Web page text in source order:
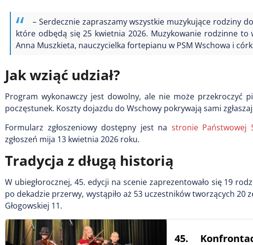
– Serdecznie zapraszamy wszystkie muzykujące rodziny
które odbędą się 25 kwietnia 2026. Muzykowanie rodzinne
Anna Muszkieta, nauczycielka fortepianu w PSM Wschowa i
Jak wziąć udział?
Program wykonawczy jest dowolny, ale nie może przekroczyć
poczęstunek. Koszty dojazdu do Wschowy pokrywają sami
Formularz zgłoszeniowy dostępny jest na stronie Państwowej
zgłoszeń mija 13 kwietnia 2026 roku.
Tradycja z długą historią
W ubiegłorocznej, 45. edycji na scenie zaprezentowało się 19
po dekadzie przerwy, wystąpiło aż 53 uczestników tworzących 20
Głogowskiej 11.
45.